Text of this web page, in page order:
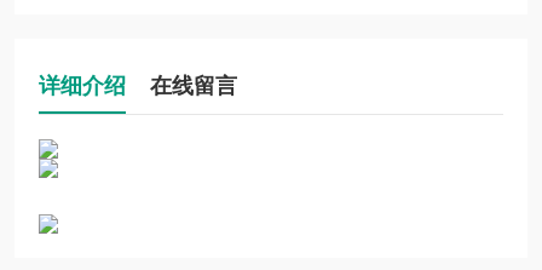
详细介绍 在线留言